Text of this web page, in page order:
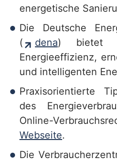
energetische
Die Deutsche
(
dena) bietet
Energieeffizienz,
und intelligenten
Praxisorientierte
des
Online-
Webseite.
Die